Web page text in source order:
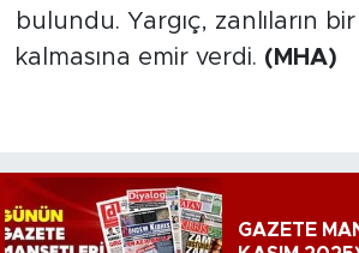
bulundu. Yargıç, zanlıların
kalmasına emir verdi. (MHA)
GAZETE